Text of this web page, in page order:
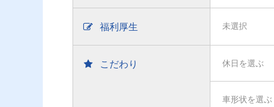
福利厚生 未選択
こだわり 休日を選ぶ
車形状を選ぶ